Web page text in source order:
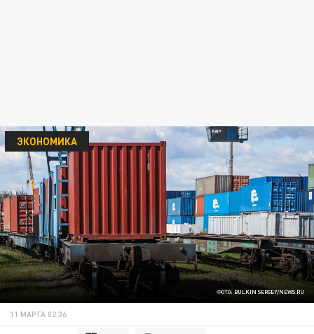
ФОТО: BULKIN SERGEY/NEWS.RU
ЭКОНОМИКА
11 МАРТА 02:36